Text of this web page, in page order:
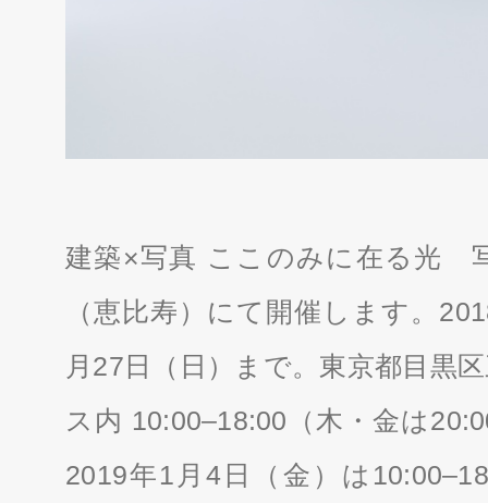
建築×写真 ここのみに在る光
（恵比寿）にて開催します。
月27日（日）まで。東京都目黒
ス内 10:00–18:00（木・金は
2019年1月4日（金）は